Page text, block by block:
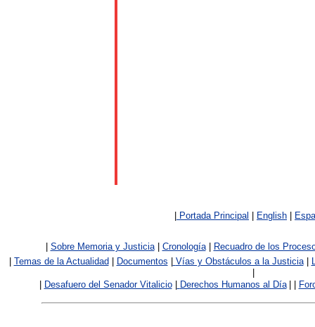
Portada Principal English
Sobre Memoria y Justicia| Cronología|
Recuadro de los
Temas de la Actualidad Documentos Vías y Obstáculos a la Justicia
Desafuero del Senador Vitalicio| Derechos Humanos al Día